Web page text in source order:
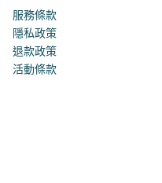
服務條款
隱私政策
退款政策
活動條款